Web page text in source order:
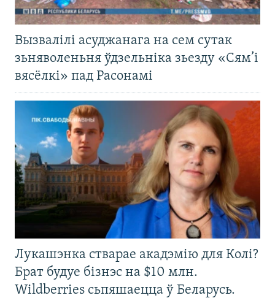
Вызвалілі асуджанага на сем сутак
зьняволеньня ўдзельніка зьезду «Сям’і
вясёлкі» пад Расонамі
Лукашэнка стварае акадэмію для Колі?
Брат будуе бізнэс на $10 млн.
Wildberries сьпяшаецца ў Беларусь.